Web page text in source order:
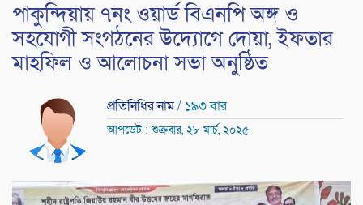
পাকুন্দিয়ায় ৭নং ওয়ার্ড বিএনপি অঙ্গ ও
সহযোগী সংগঠনের উদ্যোগে দোয়া, ইফতার
মাহফিল ও আলোচনা সভা অনুষ্ঠিত
প্রতিনিধির নাম/ ১৯৩ বার
আপডেট : শুক্রবার, ২৮ মার্চ, ২০২৫